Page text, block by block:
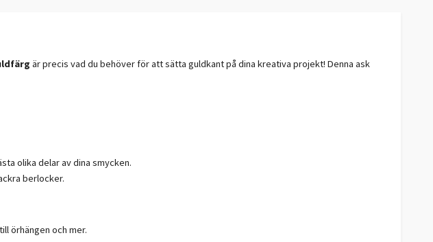
är precis vad du behöver för att sätta guldkant på dina kreativa projekt! Denna ask
olika delar av dina smycken.
berlocker.
örhängen och mer.